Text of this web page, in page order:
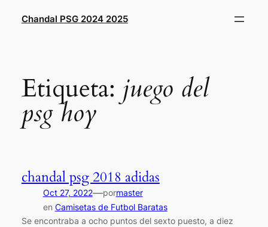
Chandal PSG 2024 2025
Etiqueta: juego del
psg hoy
chandal psg 2018 adidas
Oct 27, 2022—pormaster
en Camisetas de Futbol Baratas
Se encontraba a ocho puntos del sexto puesto, a diez